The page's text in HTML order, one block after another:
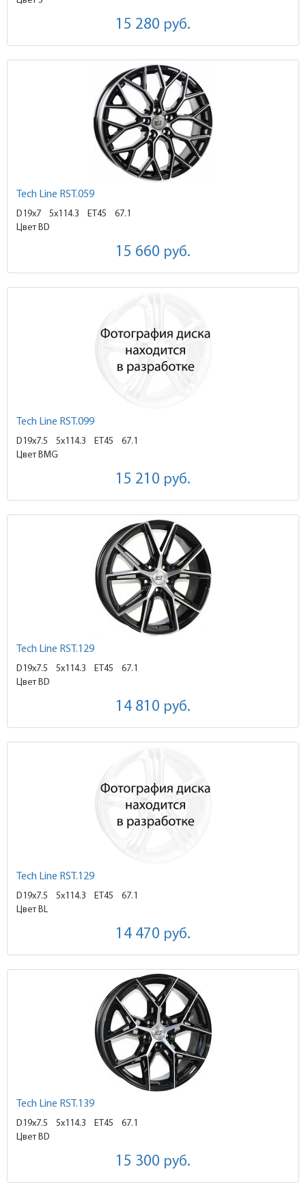
15 280 руб.
Tech Line RST.059
D19x7 5x114.3 ET45
67.1
Цвет BD
15 660 руб.
Tech Line RST.099
D19x7.5 5x114.3 ET45
67.1
Цвет BMG
15 210 руб.
Tech Line RST.129
D19x7.5 5x114.3 ET45
67.1
Цвет BD
14 810 руб.
Tech Line RST.129
D19x7.5 5x114.3 ET45
67.1
Цвет BL
14 470 руб.
Tech Line RST.139
D19x7.5 5x114.3 ET45
67.1
Цвет BD
15 300 руб.